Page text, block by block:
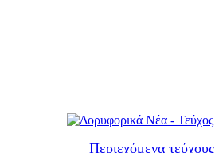
Περιεχόμενα τεύχους